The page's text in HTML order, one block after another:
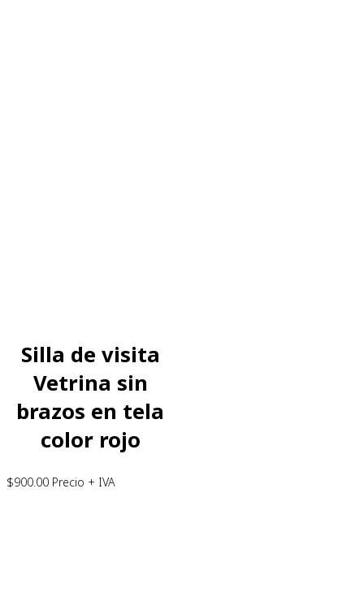
Silla de visita
Vetrina sin
brazos en tela
color rojo
$900.00 Precio + IVA